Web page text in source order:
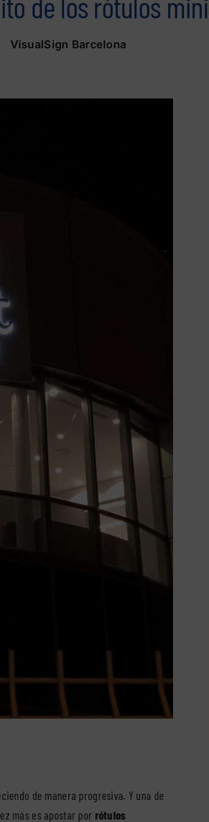
VisualSign Barcelona
de manera progresiva. Y una de
más es apostar por rótulos